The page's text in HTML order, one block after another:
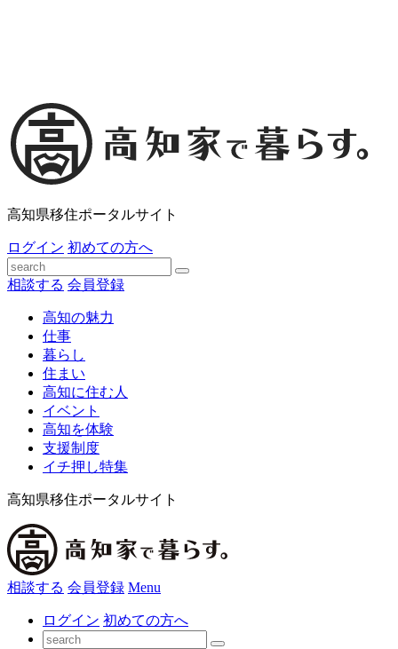
高知県移住ポータルサイト
ログイン 初めての方へ
相談する 会員登録
高知の魅力
仕事
暮らし
住まい
高知に住む人
イベント
高知を体験
支援制度
イチ押し特集
高知県移住ポータルサイト
相談する 会員登録 Menu
ログイン 初めての方へ